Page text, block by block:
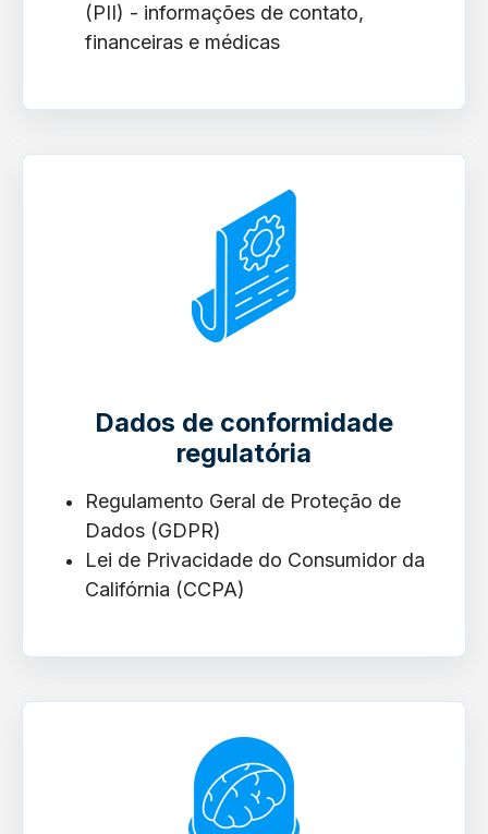
(PII) - informações de contato,
financeiras e médicas
Dados de conformidade
regulatória
Regulamento Geral de Proteção de
Dados (GDPR)
Lei de Privacidade do Consumidor da
Califórnia (CCPA)